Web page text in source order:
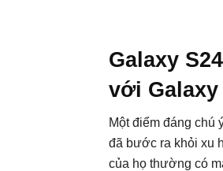
Galaxy
với Galaxy
Một điểm đáng chú
đã bước ra khỏi xu
của họ thường có